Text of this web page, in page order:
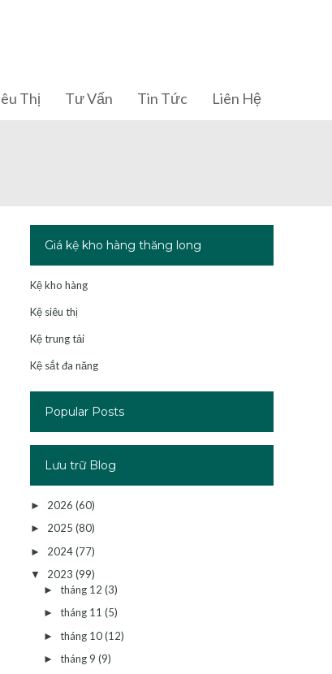
Thị Tư Vấn Tin Tức Liên Hệ
Giá kệ kho hàng thăng long
Kệ kho hàng
Kệ siêu thị
Kệ trung tải
Kệ sắt đa năng
Popular Posts
Lưu trữ Blog
► 2026 (60)
► 2025 (80)
► 2024(77)
▼ 2023 (99)
► tháng 12 (3)
► tháng 11 (5)
► tháng 10(12)
► tháng 9 (9)